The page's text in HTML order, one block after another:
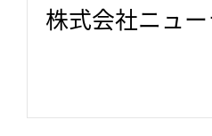
株式会社ニュ